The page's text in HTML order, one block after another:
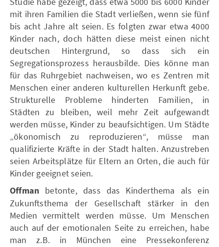
mit ihren Familien die Stadt verließen, wenn sie fünf
bis acht Jahre alt seien. Es folgten zwar etwa 4000
Kinder nach, doch hätten diese meist einen nicht
deutschen Hintergrund, so dass sich ein
Segregationsprozess herausbilde. Dies könne man
für das Ruhrgebiet nachweisen, wo es Zentren mit
Menschen einer anderen kulturellen Herkunft gebe.
Strukturelle Probleme hinderten Familien, in
Städten zu bleiben, weil mehr Zeit aufgewandt
werden müsse, Kinder zu beaufsichtigen. Um Städte
„ökonomisch zu reproduzieren“, müsse man
qualifizierte Kräfte in der Stadt halten. Anzustreben
seien Arbeitsplätze für Eltern an Orten, die auch für
Kinder geeignet seien.
Offman betonte, dass das Kinderthema als ein
Zukunftsthema der Gesellschaft stärker in den
Medien vermittelt werden müsse. Um Menschen
auch auf der emotionalen Seite zu erreichen, habe
man z.B. in München eine Pressekonferenz